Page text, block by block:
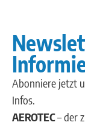
Abonniere jetzt
Infos.
AEROTEC– der